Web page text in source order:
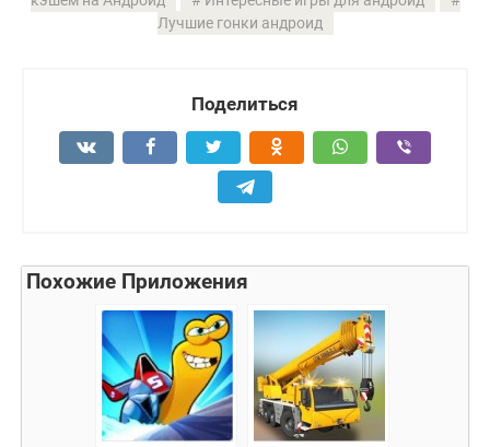
Лучшие гонки андроид
Поделиться
Похожие Приложения